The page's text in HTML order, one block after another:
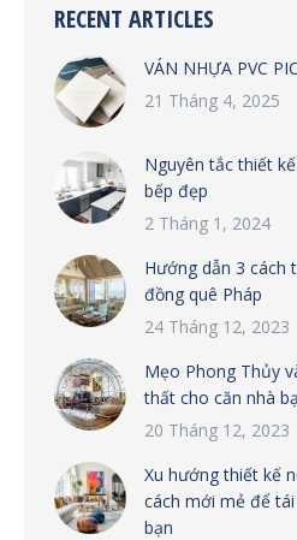
RECENT ARTICLES
VÁN NHỰA PVC
21 Tháng 4, 2025
Nguyên tắc thiết
bếp đẹp
2 Tháng 1, 2024
Hướng dẫn 3 cách
đồng quê Pháp
24 Tháng 12, 2023
Mẹo Phong Thủy
thất cho căn nhà
20 Tháng 12, 2023
Xu hướng thiết kế
cách mới mẻ để
bạn